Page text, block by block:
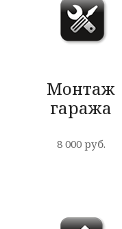
Монтаж
гаража
8 000 руб.